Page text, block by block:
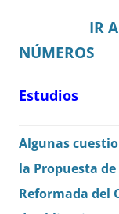
IR
NÚMEROS
Estudios
Algunas
la Propuesta
Reformada del